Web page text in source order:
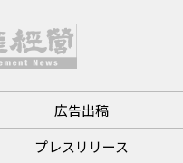
広告出稿
プレスリリース